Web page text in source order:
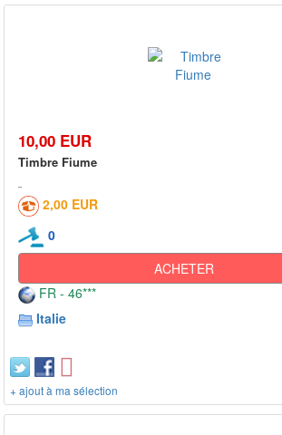
10,00 EUR
Timbre Fiume
2,00 EUR
0
ACHETER
FR - 46***
Italie
+ ajout à ma sélection